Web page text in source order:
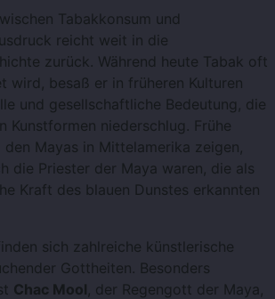
Tabakkonsum und
reicht weit in die
zurück. Während heute Tabak oft
wird, besaß er in früheren Kulturen
und gesellschaftliche Bedeutung, die
Kunstformen niederschlug. Frühe
den Mayas in Mittelamerika zeigen,
die Priester der Maya waren, die als
Kraft des blauen Dunstes erkannten
sich zahlreiche künstlerische
Gottheiten. Besonders
Chac Mool, der Regengott der Maya,